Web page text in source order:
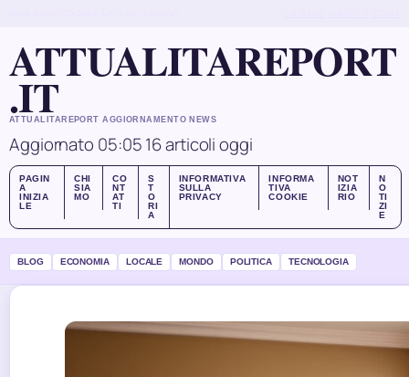
ATTUALITAREPORT
.IT
ATTUALITAREPORT AGGIORNAMENTO NEWS
Aggiornato 05:0516 articoli oggi
PAGIN
A
INIZIA
LE
CHI
SIA
MO
CO
NT
AT
TI
S
T
O
RI
A
INFORMATIVA
SULLA
PRIVACY
INFORMA
TIVA
COOKIE
NOT
IZIA
RIO
N
O
TI
ZI
E
BLOG ECONOMIA LOCALE MONDO POLITICA TECNOLOGIA